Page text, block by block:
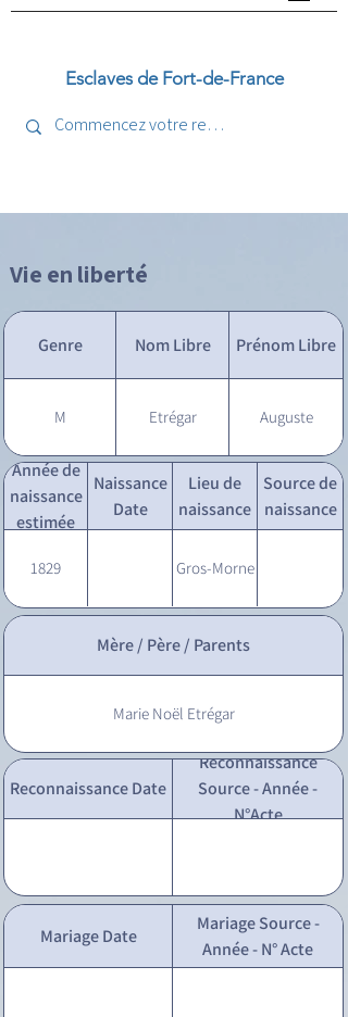
Esclaves de Fort-de-France
Vie en liberté
Genre Nom Libre Prénom Libre
M Etrégar Auguste
Année de
naissance
estimée
Naissance
Date
Lieu de
naissance
Source de
naissance
1829 Gros-Morne
Mère / Père / Parents
Marie Noël Etrégar
Reconnaissance Date
Reconnaissance
Source - Année -
N°Acte
Mariage Date
Mariage Source -
Année - N° Acte